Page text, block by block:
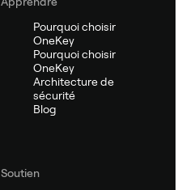
Pourquoi choisir
OneKey
Pourquoi choisir
OneKey
Architecture de
sécurité
Blog
Soutien